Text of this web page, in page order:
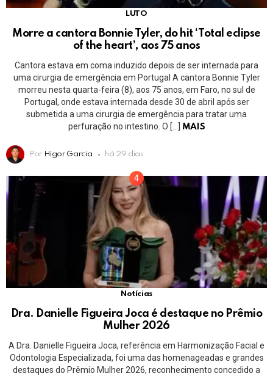
LUTO
Morre a cantora Bonnie Tyler, do hit ‘Total eclipse
of the heart’, aos 75 anos
Cantora estava em coma induzido depois de ser internada para
uma cirurgia de emergência em Portugal A cantora Bonnie Tyler
morreu nesta quarta-feira (8), aos 75 anos, em Faro, no sul de
Portugal, onde estava internada desde 30 de abril após ser
submetida a uma cirurgia de emergência para tratar uma
perfuração no intestino. O […]
MAIS
Por Higor Garcia há 29 dias
Notícias
Dra. Danielle Figueira Joca é destaque no Prêmio
Mulher 2026
A Dra. Danielle Figueira Joca, referência em Harmonização Facial e
Odontologia Especializada, foi uma das homenageadas e grandes
destaques do Prêmio Mulher 2026, reconhecimento concedido a